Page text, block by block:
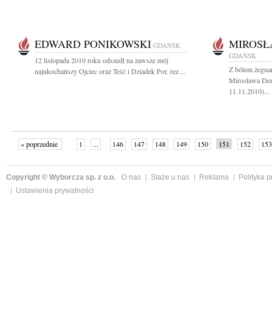
EDWARD PONIKOWSKI GDAŃSK
12 listopada 2010 roku odszedł na zawsze mój
najukochańszy Ojciec oraz Teść i Dziadek Por. rez....
GDAŃSK
Z bólem
Mirosława
11.11.2010)...
« poprzednie 1 ... 146 147 148 149 150 151 152
153
Copyright © Wyborcza sp. z o.o. O nas Staże u nas Reklama
Polityka
Ustawienia prywatności